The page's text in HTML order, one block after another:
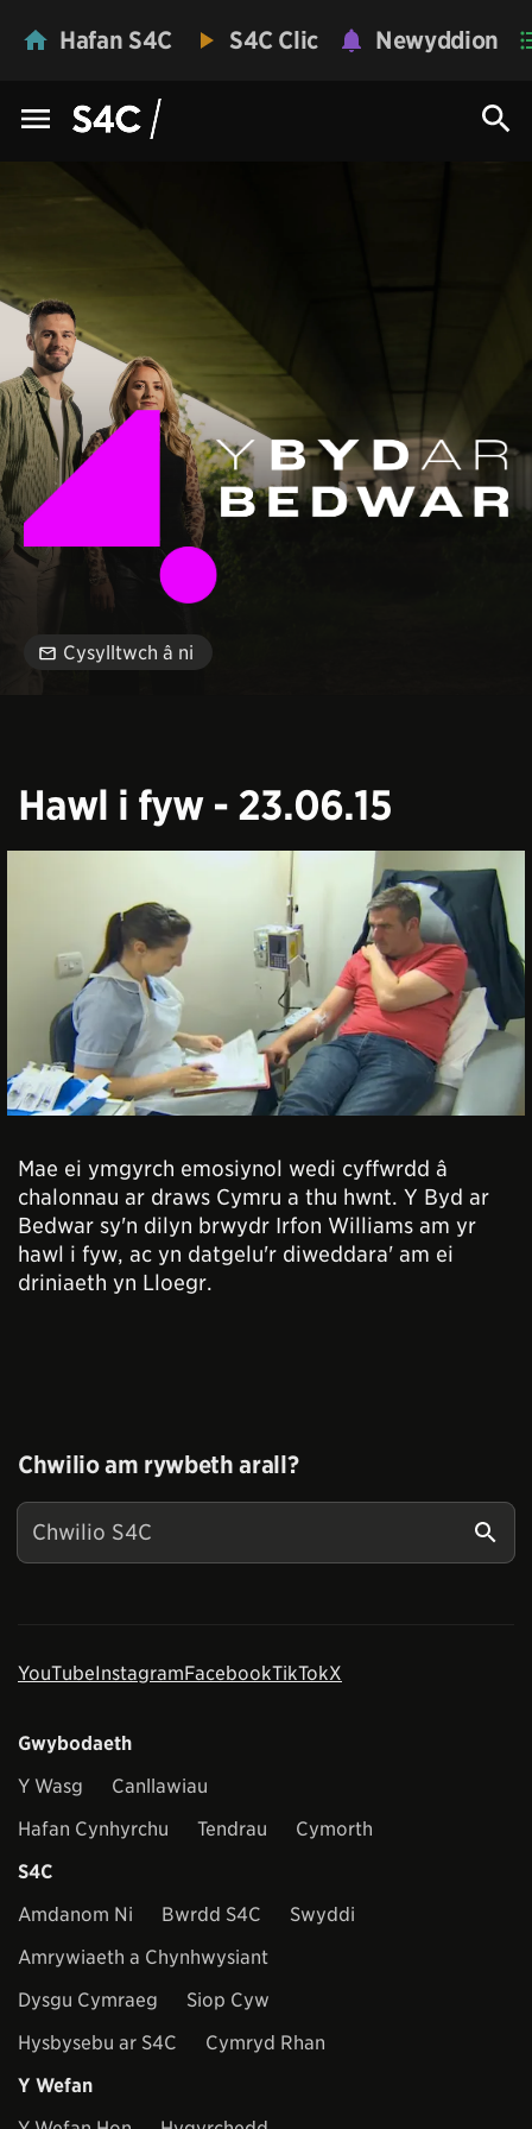
Hafan S4C S4C Clic Newyddion
Cysylltwch â ni
Hawl i fyw - 23.06.15
Mae ei ymgyrch emosiynol wedi cyffwrdd â
chalonnau ar draws Cymru a thu hwnt. Y Byd ar
Bedwar sy'n dilyn brwydr Irfon Williams am yr
hawl i fyw, ac yn datgelu'r diweddara' am ei
driniaeth yn Lloegr.
Chwilio am rywbeth arall?
YouTubeInstagramFacebookTikTokX
Gwybodaeth
Y Wasg
Canllawiau
Hafan Cynhyrchu
Tendrau
Cymorth
S4C
Amdanom Ni
Bwrdd S4C
Swyddi
Amrywiaeth a Chynhwysiant
Dysgu Cymraeg
Siop Cyw
Hysbysebu ar S4C
Cymryd Rhan
Y Wefan